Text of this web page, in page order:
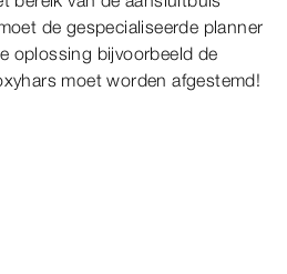
de gespecialiseerde planner
oplossing bijvoorbeeld de
moet worden afgestemd!